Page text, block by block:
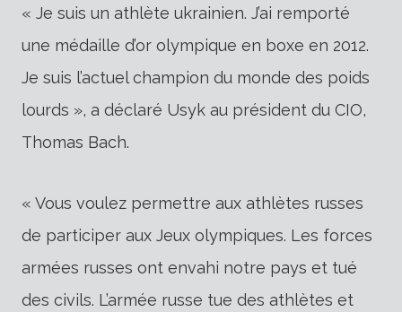
« Je suis un athlète ukrainien. J’ai remporté
une médaille d’or olympique en boxe en 2012.
Je suis l’actuel champion du monde des poids
lourds », a déclaré Usyk au président du CIO,
Thomas Bach.
« Vous voulez permettre aux athlètes russes
de participer aux Jeux olympiques. Les forces
armées russes ont envahi notre pays et tué
des civils. L’armée russe tue des athlètes et